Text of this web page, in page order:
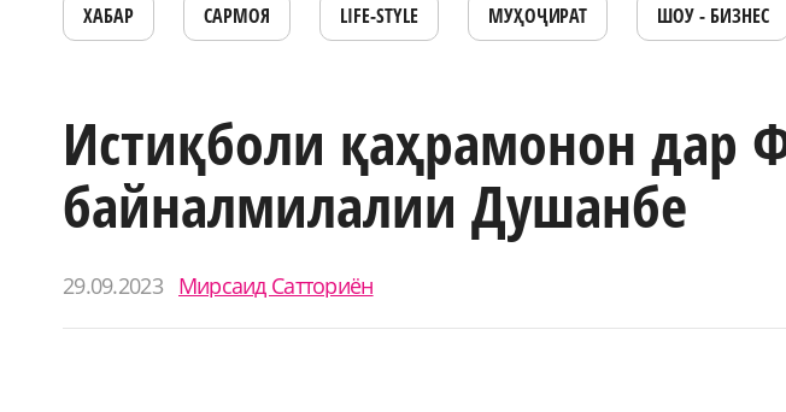
ХАБАР САРМОЯ LIFE-STYLE МУҲОҶИРАТ ШОУ - БИЗНЕС
Истиқболи қаҳрамонон дар
байналмилалии Душанбе
29.09.2023 Мирсаид Сатториён